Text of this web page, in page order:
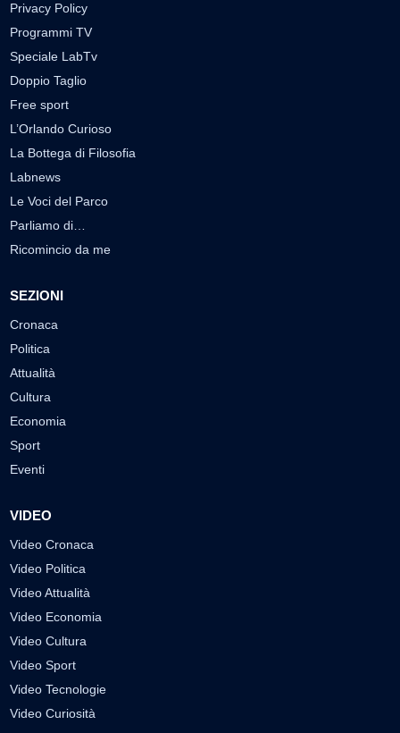
Privacy Policy
Programmi TV
Speciale LabTv
Doppio Taglio
Free sport
L’Orlando Curioso
La Bottega di Filosofia
Labnews
Le Voci del Parco
Parliamo di…
Ricomincio da me
SEZIONI
Cronaca
Politica
Attualità
Cultura
Economia
Sport
Eventi
VIDEO
Video Cronaca
Video Politica
Video Attualità
Video Economia
Video Cultura
Video Sport
Video Tecnologie
Video Curiosità